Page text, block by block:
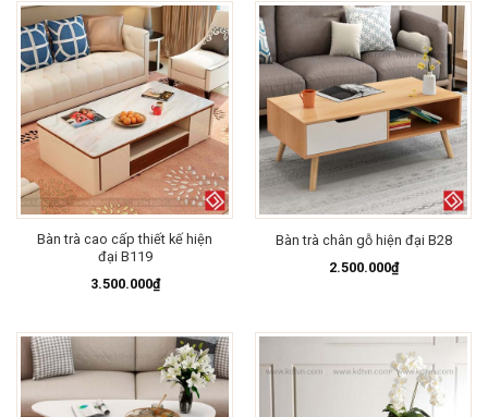
Bàn trà cao cấp thiết kế hiện
đại B119
3.500.000₫
Bàn trà chân gỗ hiện đại B28
2.500.000₫